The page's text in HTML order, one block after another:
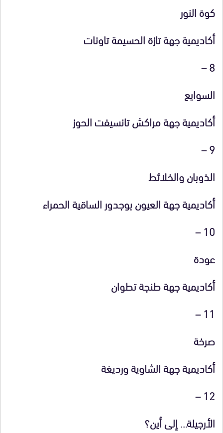
كوة النور
أكاديمية جهة تازة الحسيمة تاونات
8 –
السوايع
أكاديمية جهة مراكش تانسيفت الحوز
9 –
الذوبان والخلائط
أكاديمية جهة العيون بوجدور الساقية الحمراء
10 –
عودة
أكاديمية جهة طنجة تطوان
11 –
صرخة
أكاديمية جهة الشاوية ورديغة
12 –
الأرجيلة… إلى أين؟